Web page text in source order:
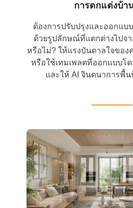
การตกแต่งบ้า
ต้องการปรับปรุงและออกแ
ด้วยรูปลักษณ์ที่แตกต่างไปจา
หรือไม่? ให้แรงบันดาลใจขอ
หรือใช้เทมเพลตที่ออกแบบโ
และให้ AI จินตนาการพื้